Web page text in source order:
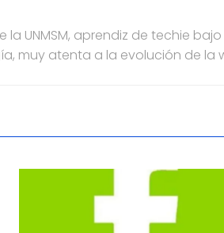
UNMSM, aprendiz de techie
muy atenta a la evolución de la